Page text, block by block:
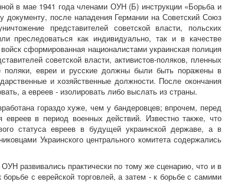
в мае 1941 года членами ОУН (Б) инструкции «Борьба и
после нападения Германии на Советский Союз
представителей советской власти, польских
преследоваться как индивидуально, так и в качестве
сформированная националистами украинская полиция
советской власти, активистов-поляков, пленных
поляки, евреи и русские должны были быть поражены в
и хозяйственные должности. После окончания
а евреев - изолировать либо выслать из страны.
гораздо хуже, чем у бандеровцев; впрочем, перед
евреев в период военных действий. Известно также, что
статуса евреев в будущей украинской державе, а в
Украинского центрального комитета содержались
развивались практически по тому же сценарию, что и в
с еврейской торговлей, а затем - к борьбе с самими